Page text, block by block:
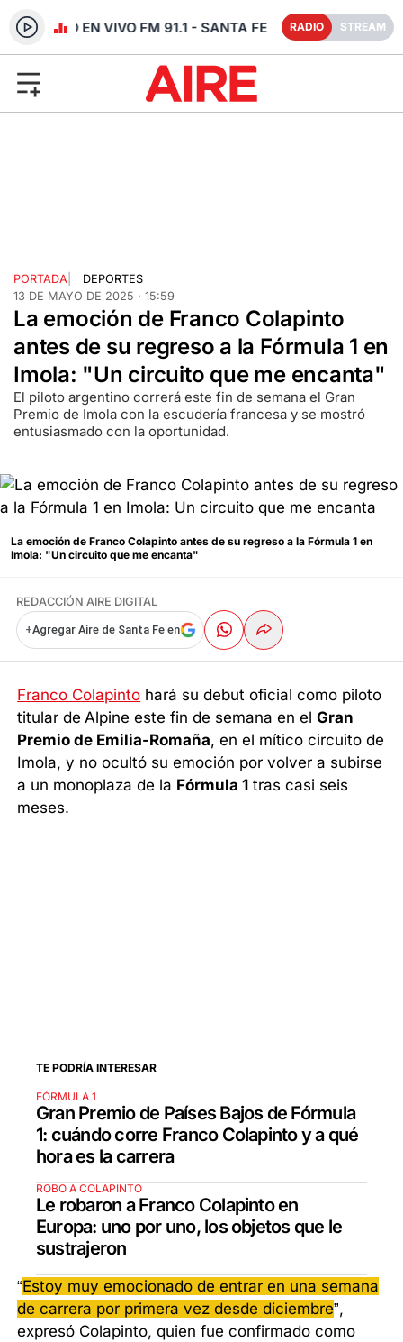
RADIO EN VIVO FM 91.1 - SANTA FE RADIO STREAM
PORTADA
DEPORTES
13 DE MAYO DE 2025 · 15:59
La emoción de Franco Colapinto
antes de su regreso a la Fórmula 1 en
Imola: "Un circuito que me encanta"
El piloto argentino correrá este fin de semana el Gran
Premio de Imola con la escudería francesa y se mostró
entusiasmado con la oportunidad.
La emoción de Franco Colapinto antes de su regreso a la Fórmula 1 en
Imola: "Un circuito que me encanta"
REDACCIÓN AIRE DIGITAL
+Agregar Aire de Santa Fe en
Franco Colapinto hará su debut oficial como piloto
titular de Alpine este fin de semana en elGran
Premio de Emilia-Romaña, en el mítico circuito de
Imola, y no ocultó su emoción por volver a subirse
a un monoplaza de la Fórmula 1 tras casi seis
meses.
TE PODRÍA INTERESAR
FÓRMULA 1
Gran Premio de Países Bajos de Fórmula
1: cuándo corre Franco Colapinto y a qué
hora es la carrera
ROBO A COLAPINTO
Le robaron a Franco Colapinto en
Europa: uno por uno, los objetos que le
sustrajeron
“Estoy muy emocionado de entrar en una semana
de carrera por primera vez desde diciembre”,
expresó Colapinto, quien fue confirmado como